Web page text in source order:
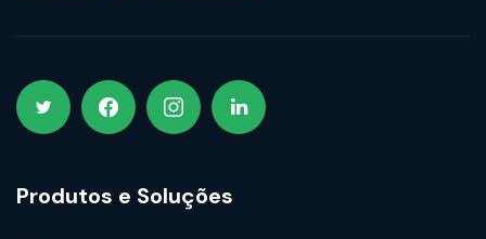
Produtos e Soluções